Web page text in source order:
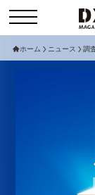
ホーム ニュース 調